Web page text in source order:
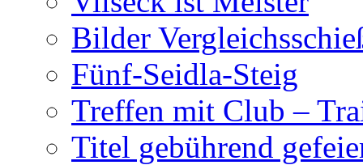
Bilder
Fünf-Seidla-Steig
Treffen mit Club –
Titel gebührend